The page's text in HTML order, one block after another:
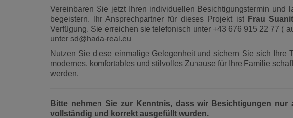
Vereinbaren Sie jetzt Ihren individuellen Besichtigungstermin und
begeistern. Ihr Ansprechpartner für dieses Projekt ist
Frau
Verfügung. Sie erreichen sie telefonisch unter +43 676 915 22 77 (
unter sd@hada-real.eu
Nutzen Sie diese einmalige Gelegenheit und sichern Sie sich Ihre
modernes, komfortables und stilvolles Zuhause für Ihre Familie
werden.
Bitte nehmen Sie zur Kenntnis, dass wir Besichtigungen nur
vollständig und korrekt ausgefüllt wurden.